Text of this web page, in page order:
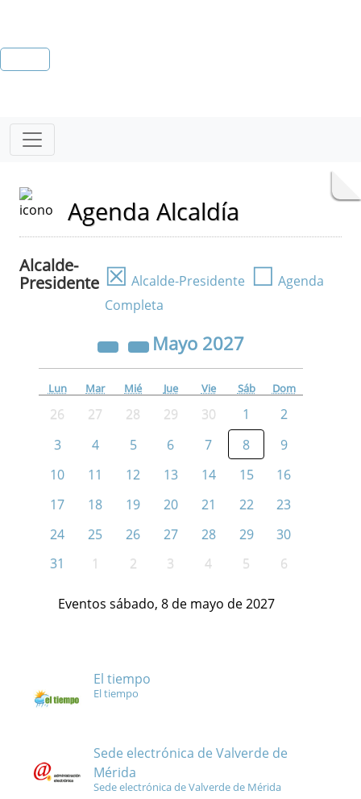
Agenda Alcaldía
Alcalde-
Presidente ☒ Alcalde-Presidente ☐ Agenda
Completa
Mayo 2027
Lun Mar Mié Jue Vie Sáb Dom
26 27 28 29 30 1
2
3
4 5 6 7 8
9
10
11 12 13 14 15
16
17
18 19 20 21 22
23
24
25 26 27 28 29
30
31
1 2 3 4 5 6
Eventos sábado, 8 de mayo de 2027
El tiempo
El tiempo
Sede electrónica de Valverde de
Mérida
Sede electrónica de Valverde de Mérida